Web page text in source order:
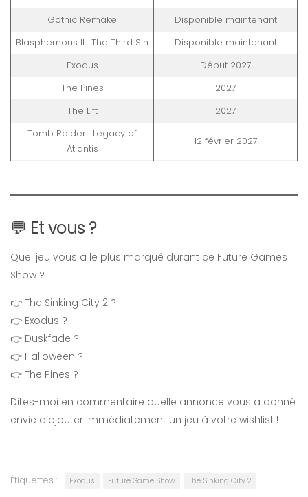
Gothic Remake
Disponible maintenant
Blasphemous II : The Third Sin
Disponible maintenant
Exodus
Début 2027
The Pines
2027
The Lift
2027
Tomb Raider : Legacy of
Atlantis
12 février 2027
💬 Et vous ?
Quel jeu vous a le plus marqué durant ce Future Games
Show ?
👉 The Sinking City 2 ?
👉 Exodus ?
👉 Duskfade ?
👉 Halloween ?
👉 The Pines ?
Dites-moi en commentaire quelle annonce vous a donné
envie d’ajouter immédiatement un jeu à votre wishlist !
Étiquettes : Exodus Future Game Show The Sinking City 2